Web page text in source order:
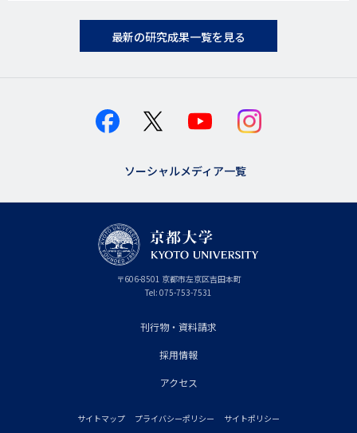
最新の研究成果一覧を見る
ソーシャルメディア一覧
〒606-8501 京
都
府
京都市左京区吉田本町
Tel: 075-753-7531
刊行物・資料請求
採用情報
アクセス
サイトマップ プライバシーポリシー サイトポリシー